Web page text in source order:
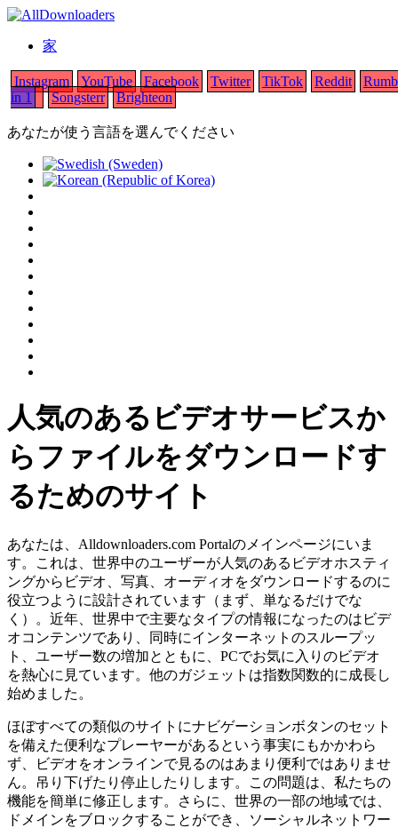
家
Instagram YouTube Facebook Twitter TikTok Reddit
in 1
Songsterr Brighteon
あなたが使う言語を選んでください
人気のあるビデオサービスか
らファイルをダウンロードす
るためのサイト
あなたは、Alldownloaders.com Portalのメインページにいま
す。これは、世界中のユーザーが人気のあるビデオホスティ
ングからビデオ、写真、オーディオをダウンロードするのに
役立つように設計されています（まず、単なるだけでな
く）。近年、世界中で主要なタイプの情報になったのはビデ
オコンテンツであり、同時にインターネットのスループッ
ト、ユーザー数の増加とともに、PCでお気に入りのビデオ
を熱心に見ています。他のガジェットは指数関数的に成長し
始めました。
ほぼすべての類似のサイトにナビゲーションボタンのセット
を備えた便利なプレーヤーがあるという事実にもかかわら
ず、ビデオをオンラインで見るのはあまり便利ではありませ
ん。吊り下げたり停止したりします。この問題は、私たちの
機能を簡単に修正します。さらに、世界の一部の地域では、
ドメインをブロックすることができ、ソーシャルネットワー